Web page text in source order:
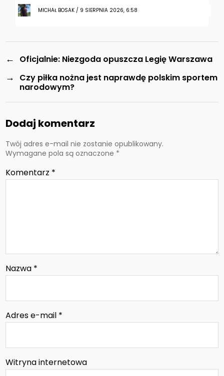
MICHAŁ BOSAK / 9 SIERPNIA 2026, 6:58
← Oficjalnie: Niezgoda opuszcza Legię Warszawa
→
Czy piłka nożna jest naprawdę polskim sportem
narodowym?
Dodaj komentarz
Twój adres e-mail nie zostanie opublikowany.
Wymagane pola są oznaczone *
Komentarz *
Nazwa *
Adres e-mail *
Witryna internetowa